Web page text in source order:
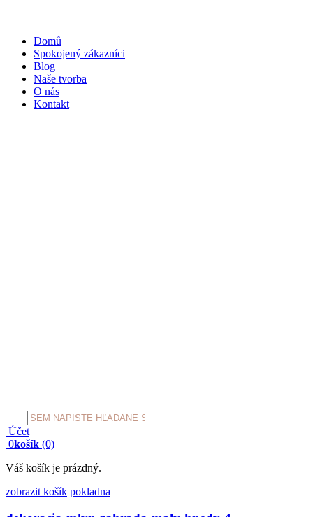
Domů
Spokojený zákazníci
Blog
Naše tvorba
O nás
Kontakt
Products
search
Účet
0košík (0)
Váš košík je prázdný.
zobrazit košík pokladna